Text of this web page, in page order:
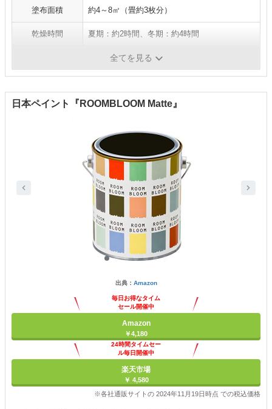
塗布面積 約4～8㎡（畳約3枚分）
乾燥時間 夏期：約2時間、冬期：約4時間
全てを見る
日本ペイント『ROOMBLOOM Matte』
出典： Amazon
毎日お得なタイム
セール開催中
Amazon
￥4,180
24時間タイムセー
ル毎日開催中
楽天市場
￥ 4,580
※各社通販サイトの 2024年11月19日時点 での税込価格